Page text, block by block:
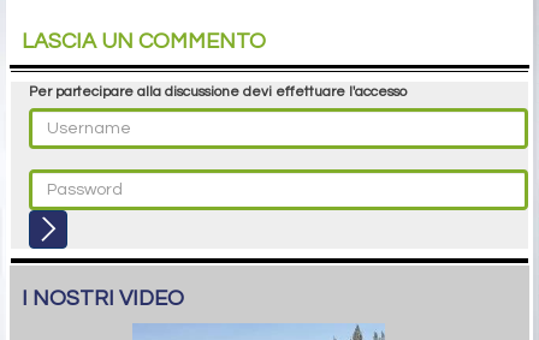
LASCIA UN COMMENTO
Per partecipare alla discussione devi effettuare l'accesso
I NOSTRI VIDEO